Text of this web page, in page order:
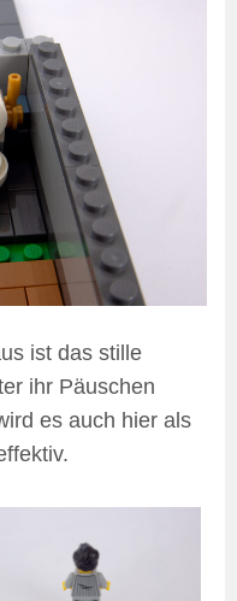
ist das stille
ihr Päuschen
es auch hier als